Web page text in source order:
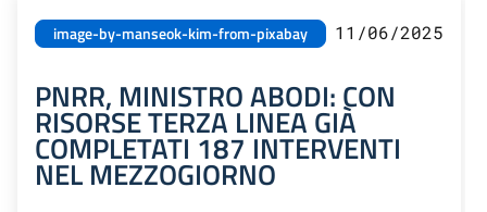
image-by-manseok-kim-from-pixabay 11/06/2025
PNRR, MINISTRO ABODI: CON
RISORSE TERZA LINEA GIÀ
COMPLETATI 187 INTERVENTI
NEL MEZZOGIORNO